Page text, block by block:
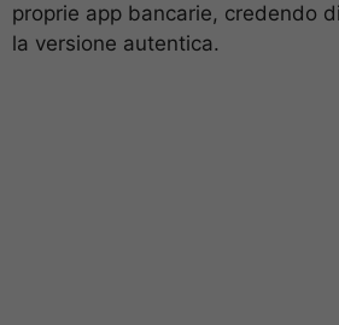
proprie app bancarie, credendo
la versione autentica.